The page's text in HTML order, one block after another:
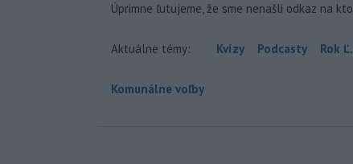
Úprimne ľutujeme, že sme nenašli odkaz na
Aktuálne témy: Kvízy Podcasty Rok
Komunálne voľby